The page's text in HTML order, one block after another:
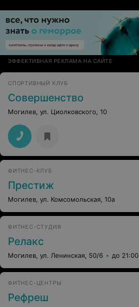
ЭФФЕКТИВНАЯ РЕКЛАМА НА САЙТЕ
СПОРТИВНЫЙ КЛУБ
Совершенство
Могилев, ул. Циолковского, 10
ФИТНЕС-КЛУБ
Престиж
Могилев, ул. Комсомольская, 10а
ФИТНЕС-СТУДИЯ
Релакс
Могилев, ул. Ленинская, 50/6 до 21:00
ФИТНЕС-ЦЕНТРЫ
Рефреш